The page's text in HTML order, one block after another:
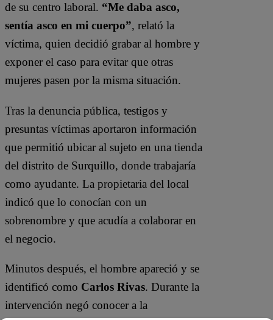
de su centro laboral. “Me daba asco,
sentía asco en mi cuerpo”, relató la
víctima, quien decidió grabar al hombre y
exponer el caso para evitar que otras
mujeres pasen por la misma situación.
Tras la denuncia pública, testigos y
presuntas víctimas aportaron información
que permitió ubicar al sujeto en una tienda
del distrito de Surquillo, donde trabajaría
como ayudante. La propietaria del local
indicó que lo conocían con un
sobrenombre y que acudía a colaborar en
el negocio.
Minutos después, el hombre apareció y se
identificó como Carlos Rivas. Durante la
intervención negó conocer a la